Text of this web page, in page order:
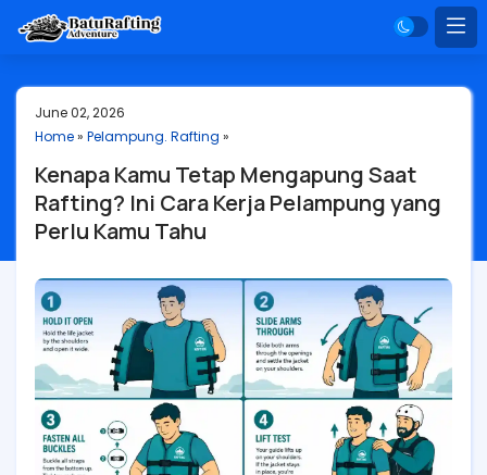
June 02, 2026
Home» Pelampung. Rafting »
Kenapa Kamu Tetap Mengapung Saat
Rafting? Ini Cara Kerja Pelampung yang
Perlu Kamu Tahu